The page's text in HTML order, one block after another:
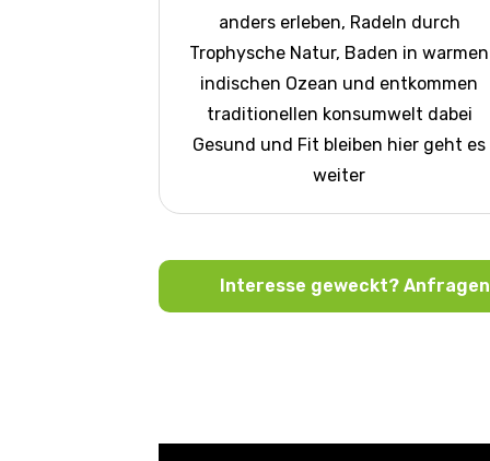
anders erleben, Radeln durch
Trophysche Natur, Baden in warmen
indischen Ozean und entkommen
traditionellen konsumwelt dabei
Gesund und Fit bleiben hier geht es
weiter
Interesse geweckt? Anfragen